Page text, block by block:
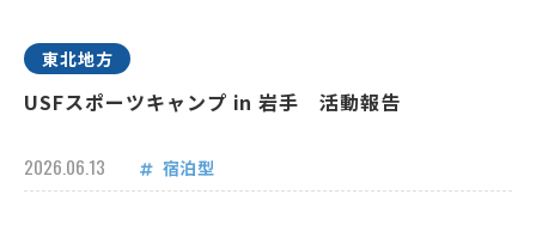
東北地方
USFスポーツキャンプ in 岩手 活動報告
2026.06.13 宿泊型